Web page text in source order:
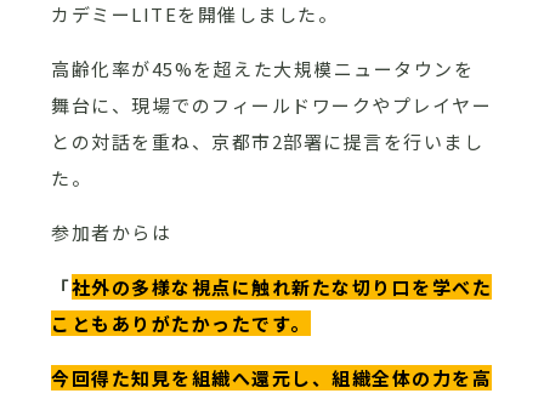
カデミーLITEを開催しました。
高齢化率が45%を超えた大規模ニュータウンを
舞台に、現場でのフィールドワークやプレイヤー
との対話を重ね、京都市2部署に提言を行いまし
た。
参加者からは
「社外の多様な視点に触れ新たな切り口を学べた
こともありがたかったです。
今回得た知見を組織へ還元し、組織全体の力を高